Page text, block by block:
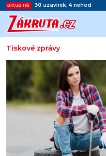
aktuálně: 30 uzavírek, 4 nehod
Tiskové zprávy
Začátek reklamy
Konec reklamy